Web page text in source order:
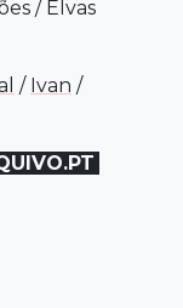
/ Elvas
/ Ivan /